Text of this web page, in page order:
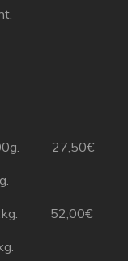
600g. 27,50€
52,00€